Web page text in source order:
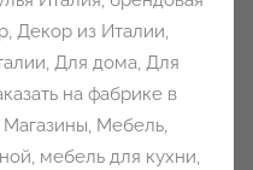
, Декор из Италии,
, Для дома, Для
на фабрике в
Магазины, Мебель,
, мебель для кухни,